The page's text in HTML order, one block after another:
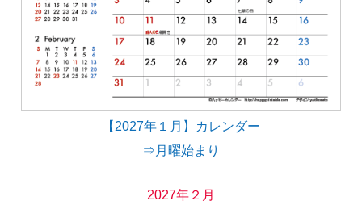
【2027年１月】カレンダー
⇒月曜始まり
2027年２月